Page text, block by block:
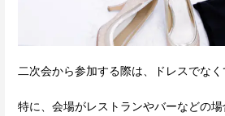
二次会から参加する際は、ドレスでなく
特に、会場がレストランやバーなどの場